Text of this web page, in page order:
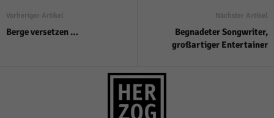
Vorheriger Artikel
Berge versetzen …
Nächster Artikel
Begnadeter Songwriter,
großartiger Entertainer